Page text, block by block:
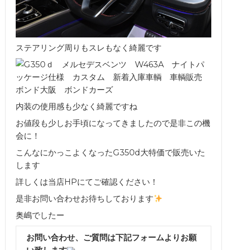
ステアリング周りもスレもなく綺麗です
内装の使用感も少なく綺麗ですね
お値段も少しお手頃になってきましたので是非この機
会に！
こんなにかっこよくなったG350d大特価で販売いた
します
詳しくは当店HPにてご確認ください！
是非お問い合わせお待ちしております
奥嶋でしたー
お問い合わせ、ご質問は下記フォームよりお願